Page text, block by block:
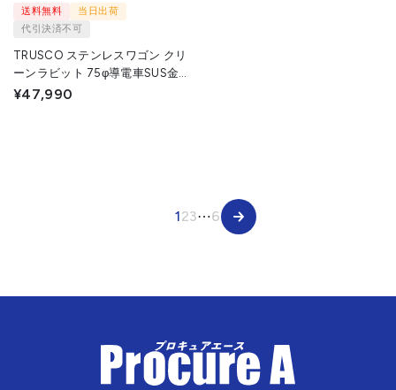
送料無料
当日出荷
代引決済不可
TRUSCO ステンレスワゴン クリ
ーンラビット 75φ導電車SUS金具
600×400×H600 2段 CRB-
¥47,990
123⋯6